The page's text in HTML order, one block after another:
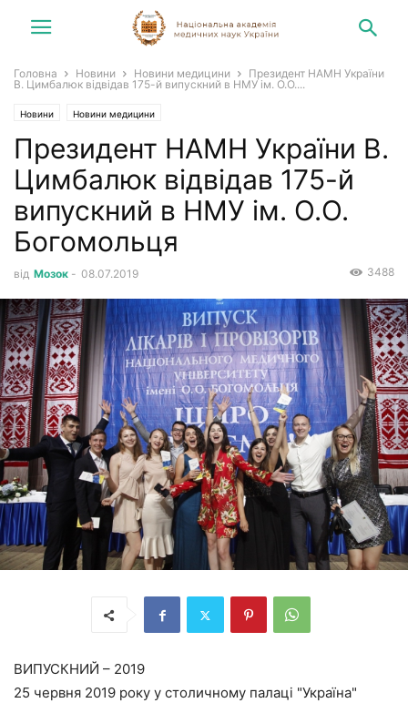
Головна Новини Новини медицини
Президент НАМН України
В. Цимбалюк відвідав 175-й випускний в НМУ ім. О.О....
Новини Новини медицини
Президент НАМН України В.
Цимбалюк відвідав 175-й
випускний в НМУ ім. О.О.
Богомольця
від Мозок - 08.07.2019 3488
ВИПУСКНИЙ – 2019
25 червня 2019 року у столичному палаці "Україна"